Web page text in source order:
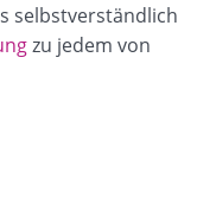
selbstverständlich
zu jedem von